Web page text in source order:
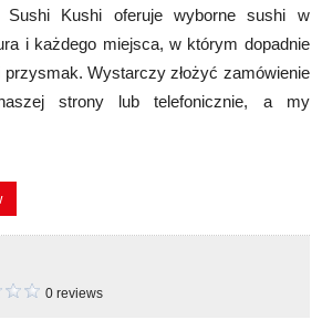
Sushi Kushi oferuje wyborne sushi w
i każdego miejsca, w którym dopadnie
Wystarczy złożyć zamówienie
strony lub telefonicznie, a my
0 reviews